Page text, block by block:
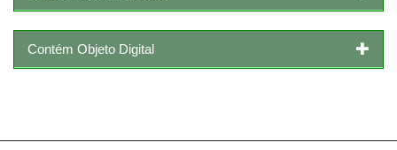
Contém Objeto Digital